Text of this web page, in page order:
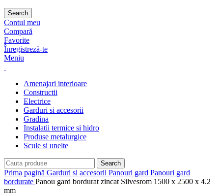
Search
Contul meu
Compară
Favorite
Înregistreză-te
Meniu
Amenajari interioare
Constructii
Electrice
Garduri si accesorii
Gradina
Instalatii termice si hidro
Produse metalurgice
Scule si unelte
Search
Prima pagină Garduri si accesorii Panouri gard Panouri gard
bordurate Panou gard bordurat zincat Silvesrom 1500 x 2500 x 4.2
mm